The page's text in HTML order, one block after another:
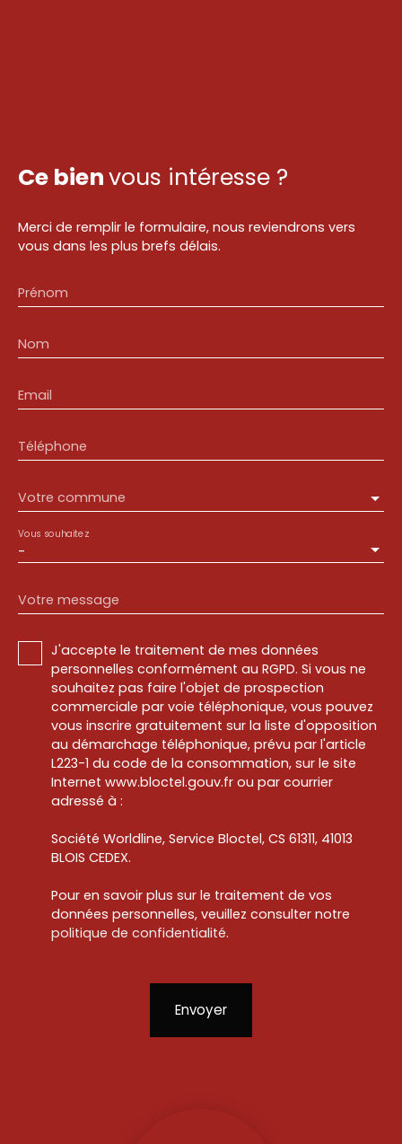
Ce bienvous intéresse ?
Merci de remplir le formulaire, nous reviendrons vers
vous dans les plus brefs délais.
Prénom
Nom
Email
Téléphone
Votre commune
-
Vous souhaitez
Votre message
J'accepte le traitement de mes données
personnelles conformément au RGPD. Si vous ne
souhaitez pas faire l'objet de prospection
commerciale par voie téléphonique, vous pouvez
vous inscrire gratuitement sur la liste d'opposition
au démarchage téléphonique, prévu par l'article
L223-1 du code de la consommation, sur le site
Internet www.bloctel.gouv.fr ou par courrier
adressé à :
Société Worldline, Service Bloctel, CS 61311, 41013
BLOIS CEDEX.
Pour en savoir plus sur le traitement de vos
données personnelles, veuillez consulter notre
politique de confidentialité.
Envoyer